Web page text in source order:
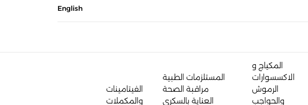
English
المكياج و
الاكسسوارات
الرموش
والحواجب
المستلزمات الطبية
مراقبة الصحة
العناية بالسكري
الفيتامينات
والمكملات